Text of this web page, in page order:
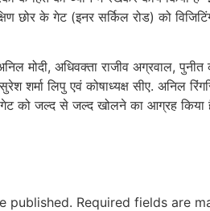
छोर के गेट (इनर सर्किल रोड) को
मोदी, अधिवक्ता राजीव अग्रवाल,
शर्मा लिपु एवं कोषाध्यक्ष सीए. अनिल
को जल्द से जल्द खोलने का आग्रह किया
published. Required fields are